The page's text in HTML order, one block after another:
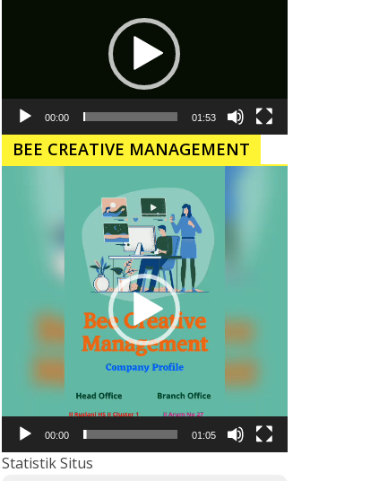
00:00 01:53
BEE CREATIVE MANAGEMENT
00:00 01:05
Statistik Situs